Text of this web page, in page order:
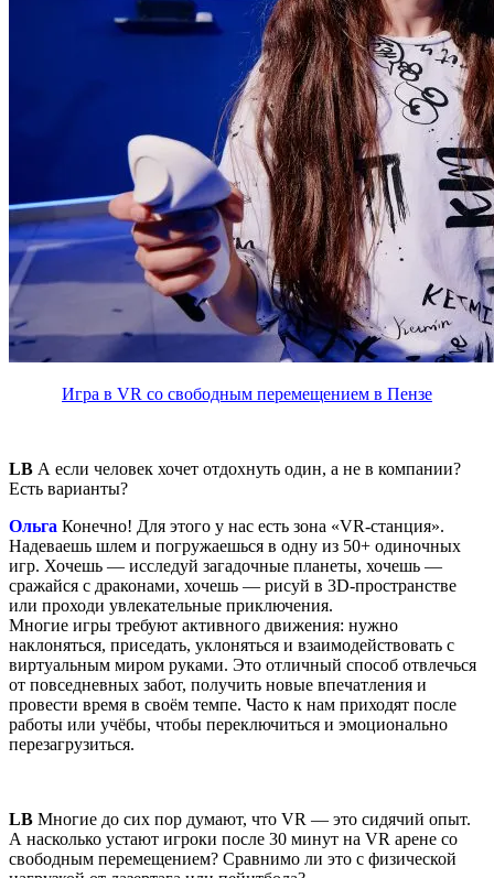
Игра в VR со свободным перемещением в Пензе
LB А если человек хочет отдохнуть один, а не в компании?
Есть варианты?
Ольга Конечно! Для этого у нас есть зона «VR-станция».
Надеваешь шлем и погружаешься в одну из 50+ одиночных
игр. Хочешь — исследуй загадочные планеты, хочешь —
сражайся с драконами, хочешь — рисуй в 3D-пространстве
или проходи увлекательные приключения.
Многие игры требуют активного движения: нужно
наклоняться, приседать, уклоняться и взаимодействовать с
виртуальным миром руками. Это отличный способ отвлечься
от повседневных забот, получить новые впечатления и
провести время в своём темпе. Часто к нам приходят после
работы или учёбы, чтобы переключиться и эмоционально
перезагрузиться.
LB Многие до сих пор думают, что VR — это сидячий опыт.
А насколько устают игроки после 30 минут на VR арене со
свободным перемещением? Сравнимо ли это с физической